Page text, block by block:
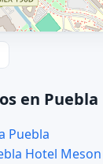
en Puebla
Puebla
Hotel